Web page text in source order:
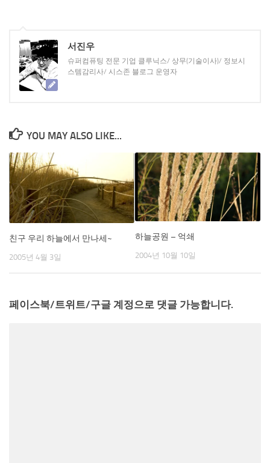
서진우
슈퍼컴퓨팅 전문 기업 클루닉스/ 상무(기술이사)/ 정보시
스템감리사/ 시스존 블로그 운영자
YOU MAY ALSO LIKE...
친구 우리 하늘에서 만나세~
2005년 4월 3일
하늘공원 – 억쇄
2004년 10월 10일
페이스북/트위트/구글 계정으로 댓글 가능합니다.